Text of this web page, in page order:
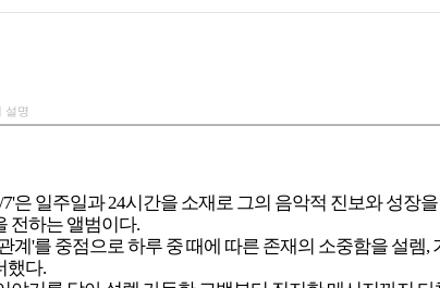
설명
7'은 일주일과 24시간을 소재로 그의 음악적 진보와 성장
전하는 앨범이다.
계'를 중점으로 하루 중 때에 따른 존재의 소중함을 설렘,
했다.